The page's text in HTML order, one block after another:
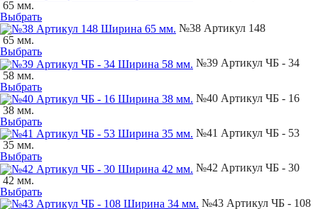
65 мм.
Выбрать
№38 Артикул 148
65 мм.
Выбрать
№39 Артикул ЧБ - 34
58 мм.
Выбрать
№40 Артикул ЧБ - 16
38 мм.
Выбрать
№41 Артикул ЧБ - 53
35 мм.
Выбрать
№42 Артикул ЧБ - 30
42 мм.
Выбрать
№43 Артикул ЧБ - 108